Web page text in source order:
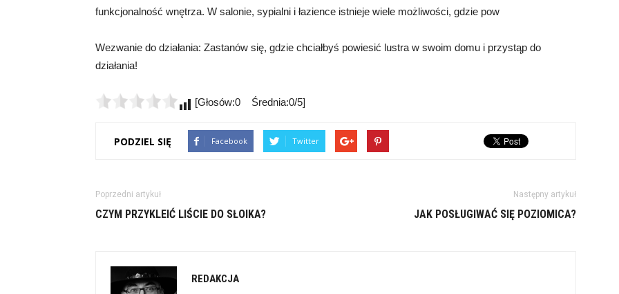
funkcjonalność wnętrza. W salonie, sypialni i łazience istnieje wiele możliwości, gdzie pow
Wezwanie do działania: Zastanów się, gdzie chciałbyś powiesić lustra w swoim domu i przystąp do
działania!
[Głosów:0 Średnia:0/5]
PODZIEL SIĘ Facebook Twitter
Poprzedni artykuł
CZYM PRZYKLEIĆ LIŚCIE DO SŁOIKA?
Następny artykuł
JAK POSŁUGIWAĆ SIĘ POZIOMICA?
REDAKCJA